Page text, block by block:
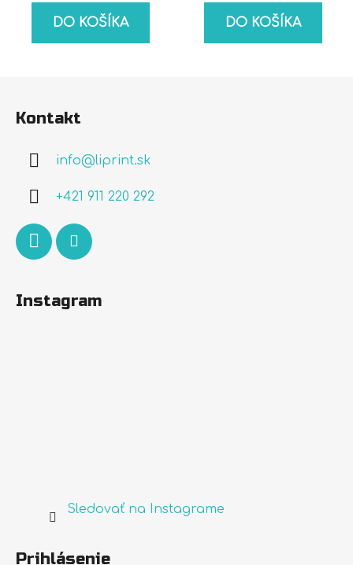
DO KOŠÍKA DO KOŠÍKA
Kontakt
info@liprint.sk
+421 911 220 292
Instagram
Sledovať na Instagrame
Prihlásenie